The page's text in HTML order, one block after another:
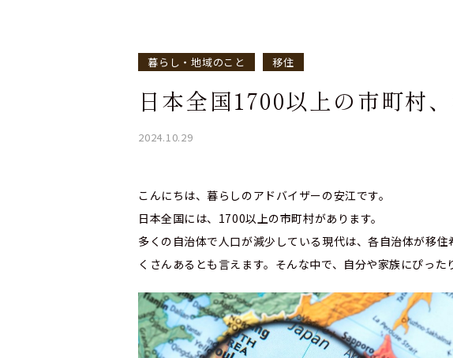
暮らし・地域のこと 移住
日本全国1700以上の市町村
2024.10.29
こんにちは、暮らしのアドバイザーの安江です。
日本全国には、1700以上の市町村があります。
多くの自治体で人口が減少している現代は、各自治体が移
くさんあるとも言えます。そんな中で、自分や家族にぴっ